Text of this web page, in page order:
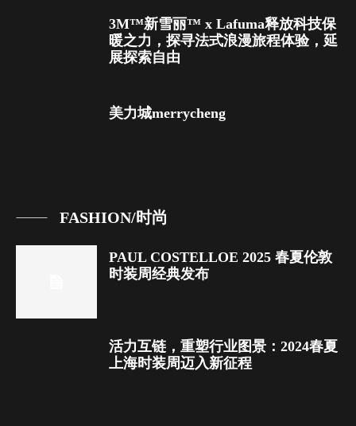
3M™新雪丽™ x Lafuma释放科技保
暖之力，探寻法式浪漫旅程体验，延
展探索自由
美力城merrycheng
FASHION/时尚
PAUL COSTELLOE 2025 春夏伦敦
时装周经典发布
活力互链，重塑行业图景：2024春夏
上海时装周迈入新征程